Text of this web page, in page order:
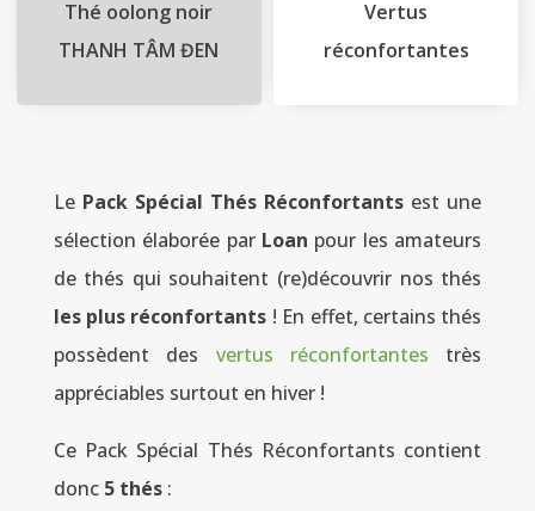
Thé oolong noir
THANH TÂM ĐEN
Vertus
réconfortantes
Le Pack Spécial Thés Réconfortants est une
sélection élaborée par Loan pour les amateurs
de thés qui souhaitent (re)découvrir nos thés
les plus réconfortants ! En effet, certains thés
possèdent des vertus réconfortantes très
appréciables surtout en hiver !
Ce Pack Spécial Thés Réconfortants contient
donc 5 thés: